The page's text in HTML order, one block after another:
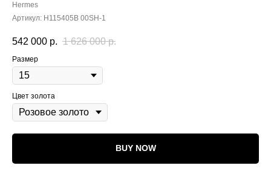
Hermes
Артикул: H115405B 00SH-1
542 000 р. 1 626 000 р.
Размер
Цвет золота
BUY NOW